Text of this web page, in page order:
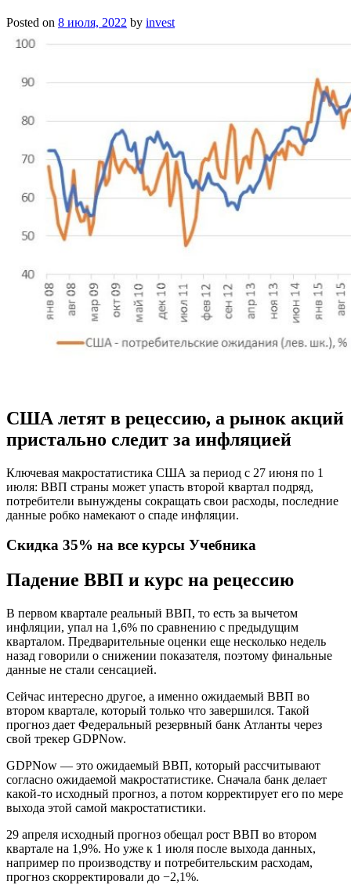
Posted on 8 июля, 2022 by invest
США летят в рецессию, а рынок акций
пристально следит за инфляцией
Ключевая макростатистика США за период с 27 июня по 1
июля: ВВП страны может упасть второй квартал подряд,
потребители вынуждены сокращать свои расходы, последние
данные робко намекают о спаде инфляции.
Скидка 35% на все курсы Учебника
Падение ВВП и курс на рецессию
В первом квартале реальный ВВП, то есть за вычетом
инфляции, упал на 1,6% по сравнению с предыдущим
кварталом. Предварительные оценки еще несколько недель
назад говорили о снижении показателя, поэтому финальные
данные не стали сенсацией.
Сейчас интересно другое, а именно ожидаемый ВВП во
втором квартале, который только что завершился. Такой
прогноз дает Федеральный резервный банк Атланты через
свой трекер GDPNow.
GDPNow — это ожидаемый ВВП, который рассчитывают
согласно ожидаемой макростатистике. Сначала банк делает
какой-то исходный прогноз, а потом корректирует его по мере
выхода этой самой макростатистики.
29 апреля исходный прогноз обещал рост ВВП во втором
квартале на 1,9%. Но уже к 1 июля после выхода данных,
например по производству и потребительским расходам,
прогноз скорректировали до −2,1%.